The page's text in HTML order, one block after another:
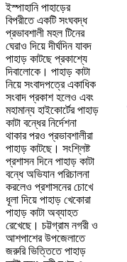
ইস্পাহানি পাহাড়ের
বিপরীতে একটি সংঘবদ্ধ
প্রভাবশালী মহল টিনের
ঘেরাও দিয়ে দীর্ঘদিন যাবদ
পাহাড় কাটছে প্রকাশ্যে
দিবালোকে। পাহাড় কাটা
নিয়ে সংবাদপত্রে একাধিক
সংবাদ প্রকাশ হলেও এবং
মহামান্য হাইকোর্টের পাহাড়
কাটা বন্ধের নির্দেশনা
থাকার পরও প্রভাবশালীরা
পাহাড় কাটছে। সংশ্লিষ্ট
প্রশাসন দিনে পাহাড় কাটা
বন্ধে অভিযান পরিচালনা
করলেও প্রশাসনের চোখে
ধূলা দিয়ে পাহাড় খেকোরা
পাহাড় কাটা অব্যাহত
রেখেছে। চট্টগ্রাম নগরী ও
আশপাশের উপজেলাতে
জরুরি ভিত্তিতে পাহাড়